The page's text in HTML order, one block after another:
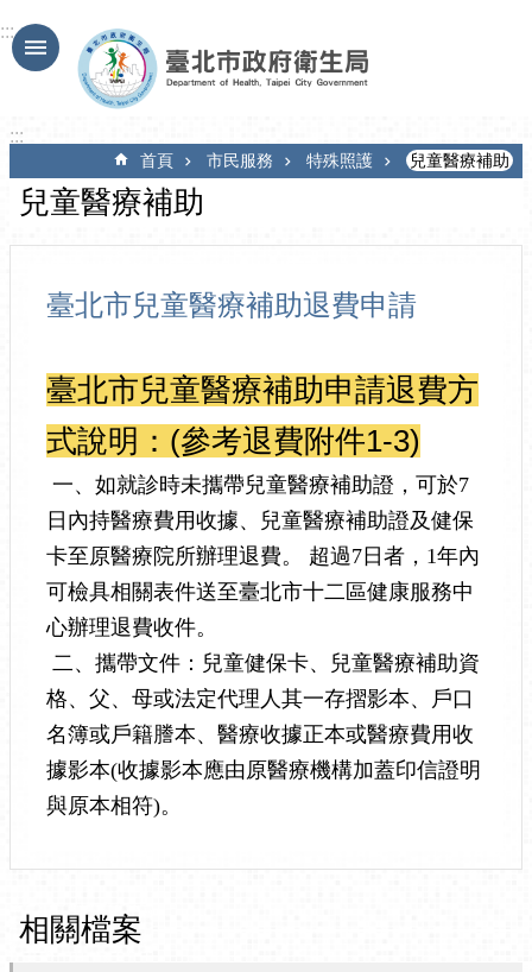
跳到主要內容區塊
:::
:::
首頁 市民服務 特殊照護 兒童醫療補助
兒童醫療補助
臺北市兒童醫療補助退費申請
臺北市兒童醫療補助申請退費方
式說明：(參考退費附件1-3)
一、如就診時未攜帶兒童醫療補助證，可於7
日內持醫療費用收據、兒童醫療補助證及健保
卡至原醫療院所辦理退費。 超過7日者，1年內
可檢具相關表件送至臺北市十二區健康服務中
心辦理退費收件。
二、攜帶文件：兒童健保卡、兒童醫療補助資
格、父、母或法定代理人其一存摺影本、戶口
名簿或戶籍謄本、醫療收據正本或醫療費用收
據影本(收據影本應由原醫療機構加蓋印信證明
與原本相符)。
相關檔案